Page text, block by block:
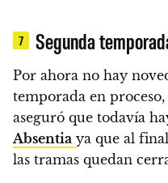
7 Segunda
Por ahora no hay
temporada en
aseguró que todavía
Absentia ya que al
las tramas quedan